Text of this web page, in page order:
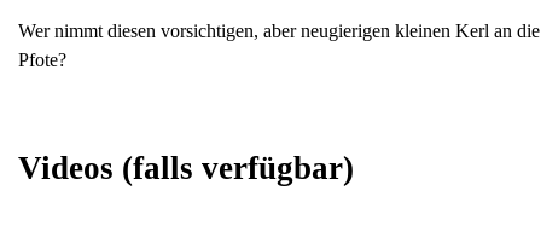
Wer nimmt diesen vorsichtigen, aber neugierigen kleinen Kerl an die
Pfote?
Videos (falls verfügbar)